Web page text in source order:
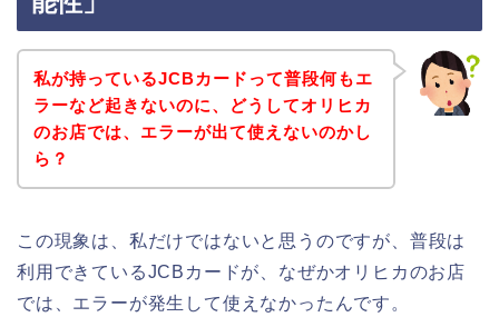
私が持っているJCBカードって普段何もエ
ラーなど起きないのに、どうしてオリヒカ
のお店では、エラーが出て使えないのかし
ら？
この現象は、私だけではないと思うのですが、普段は
利用できているJCBカードが、なぜかオリヒカのお店
では、エラーが発生して使えなかったんです。